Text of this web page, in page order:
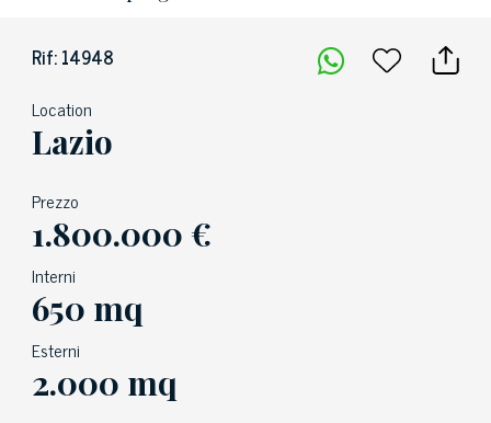
Rif: 14948
Location
Lazio
Prezzo
1.800.000 €
Interni
650 mq
Esterni
2.000 mq